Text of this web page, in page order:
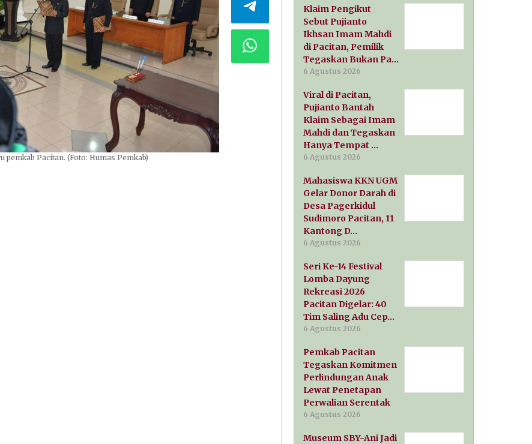
Pacitan. (Foto: Humas Pemkab)
Klaim Pengikut
Sebut Pujianto
Ikhsan Imam Mahdi
di Pacitan, Pemilik
Tegaskan Bukan Pa…
6 Agustus 2026
Viral di Pacitan,
Pujianto Bantah
Klaim Sebagai Imam
Mahdi dan Tegaskan
Hanya Tempat …
6 Agustus 2026
Mahasiswa KKN UGM
Gelar Donor Darah di
Desa Pagerkidul
Sudimoro Pacitan, 11
Kantong D…
6 Agustus 2026
Seri Ke-14 Festival
Lomba Dayung
Rekreasi 2026
Pacitan Digelar: 40
Tim Saling Adu Cep…
6 Agustus 2026
Pemkab Pacitan
Tegaskan Komitmen
Perlindungan Anak
Lewat Penetapan
Perwalian Serentak
6 Agustus 2026
Museum SBY-Ani Jadi